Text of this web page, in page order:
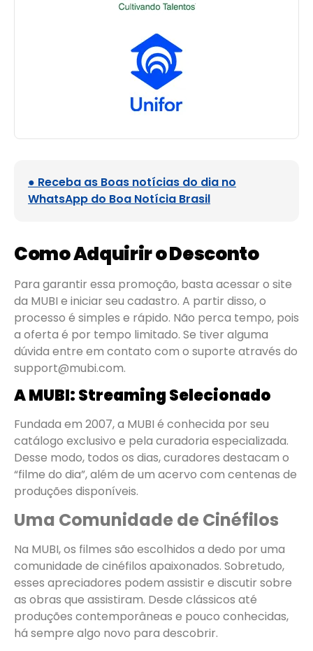
● Receba as Boas notícias do dia no
WhatsApp do Boa Notícia Brasil
Como Adquirir o Desconto
Para garantir essa promoção, basta acessar o site
da MUBI e iniciar seu cadastro. A partir disso, o
processo é simples e rápido. Não perca tempo, pois
a oferta é por tempo limitado. Se tiver alguma
dúvida entre em contato com o suporte através do
support@mubi.com.
A MUBI: Streaming Selecionado
Fundada em 2007, a MUBI é conhecida por seu
catálogo exclusivo e pela curadoria especializada.
Desse modo, todos os dias, curadores destacam o
“filme do dia”, além de um acervo com centenas de
produções disponíveis.
Uma Comunidade de Cinéfilos
Na MUBI, os filmes são escolhidos a dedo por uma
comunidade de cinéfilos apaixonados. Sobretudo,
esses apreciadores podem assistir e discutir sobre
as obras que assistiram. Desde clássicos até
produções contemporâneas e pouco conhecidas,
há sempre algo novo para descobrir.